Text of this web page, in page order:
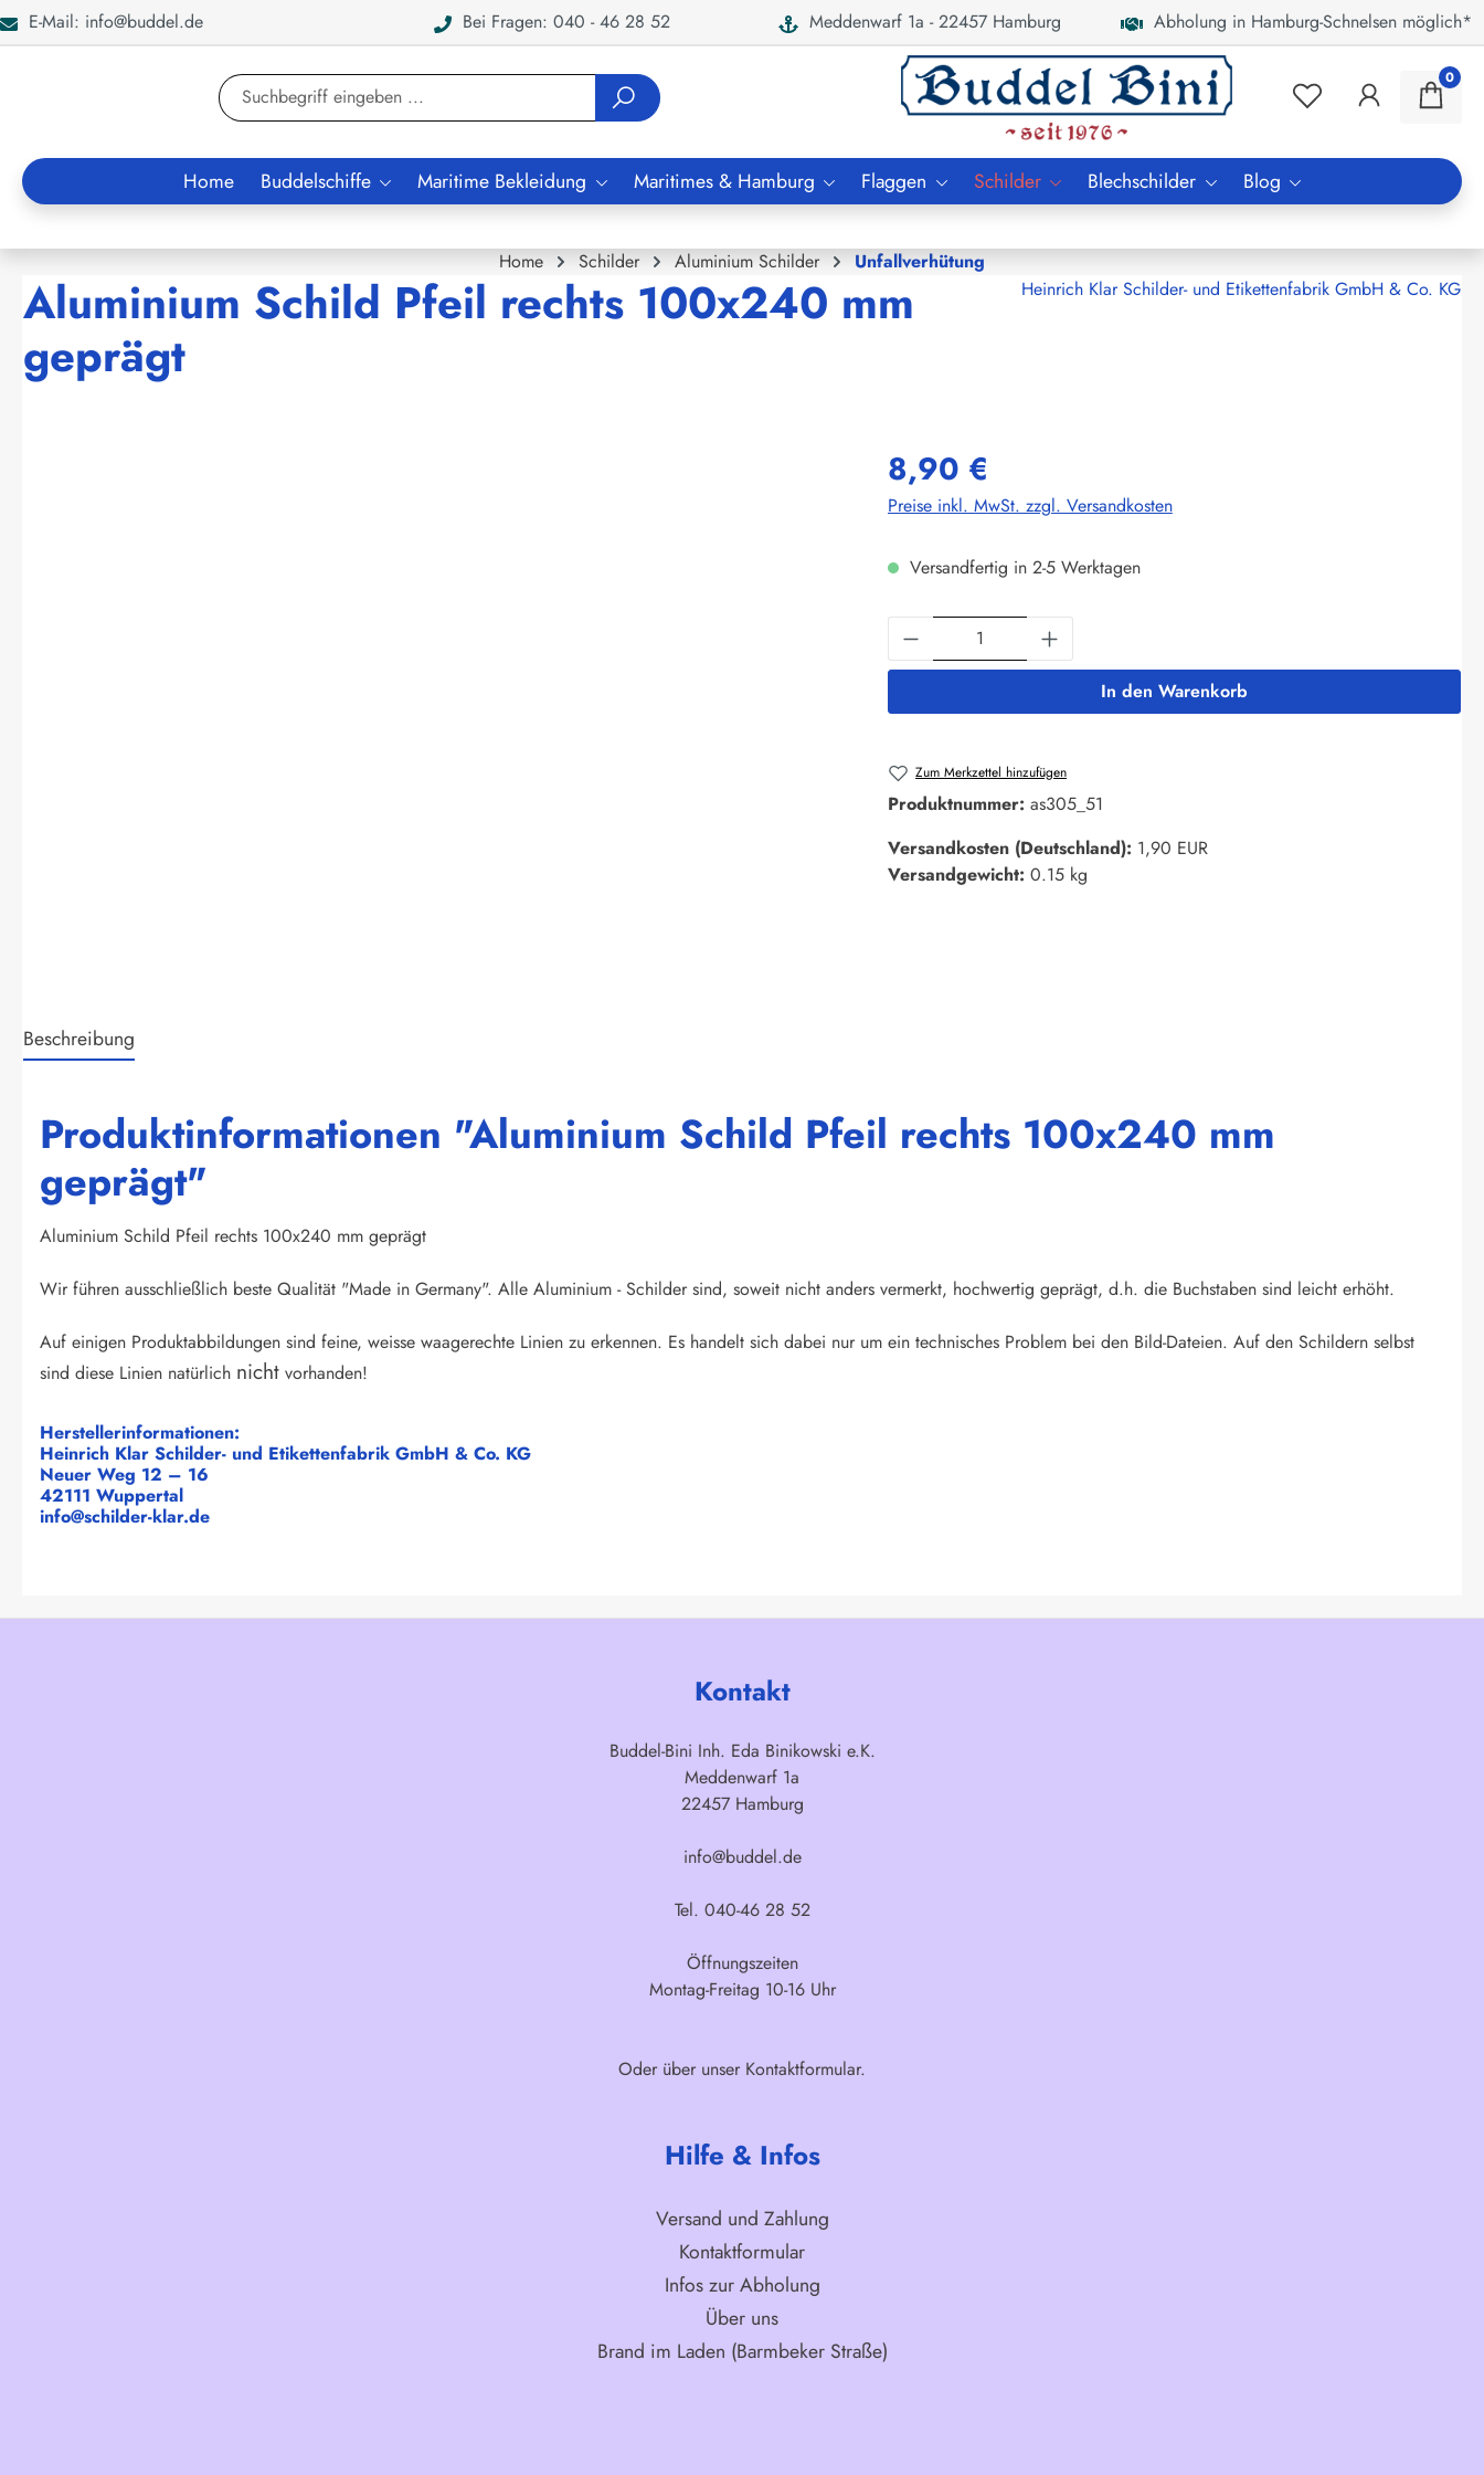
Zur Suche springen
E-Mail: info@buddel.de Bei Fragen: 040 - 46 28 52 Meddenwarf 1a - 22457 Hamburg Abholung in Hamburg-Schnelsen möglich*
0
Home Buddelschiffe Maritime Bekleidung Maritimes & Hamburg Flaggen Schilder Blechschilder Blog
Home Schilder Aluminium Schilder Unfallverhütung
Aluminium Schild Pfeil rechts 100x240 mm
geprägt
Heinrich Klar Schilder- und Etikettenfabrik GmbH & Co. KG
8,90 €
Preise inkl. MwSt. zzgl. Versandkosten
Versandfertig in 2-5 Werktagen
Produkt Anzahl: Gib den gewünschten Wert ein
In den Warenkorb
Zum Merkzettel hinzufügen
Produktnummer: as305_51
Versandkosten (Deutschland): 1,90 EUR
Versandgewicht: 0.15 kg
Beschreibung
Produktinformationen "Aluminium Schild Pfeil rechts 100x240 mm
geprägt"
Aluminium Schild Pfeil rechts 100x240 mm geprägt
Wir führen ausschließlich beste Qualität "Made in Germany". Alle Aluminium - Schilder sind, soweit nicht anders vermerkt, hochwertig geprägt, d.h. die Buchstaben sind leicht erhöht.
Auf einigen Produktabbildungen sind feine, weisse waagerechte Linien zu erkennen. Es handelt sich dabei nur um ein technisches Problem bei den Bild-Dateien. Auf den Schildern selbst
sind diese Linien natürlich nicht vorhanden!
Herstellerinformationen:
Heinrich Klar Schilder- und Etikettenfabrik GmbH & Co. KG
Neuer Weg 12 – 16
42111 Wuppertal
info@schilder-klar.de
Kontakt
Buddel-Bini Inh. Eda Binikowski e.K.
Meddenwarf 1a
22457 Hamburg
info@buddel.de
Tel. 040-46 28 52
Öffnungszeiten
Montag-Freitag 10-16 Uhr
Oder über unser Kontaktformular.
Hilfe & Infos
Versand und Zahlung
Kontaktformular
Infos zur Abholung
Über uns
Brand im Laden (Barmbeker Straße)